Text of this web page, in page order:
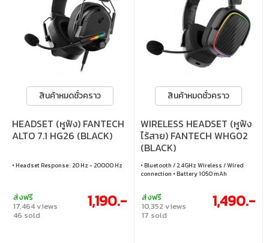
สินค้าหมดชั่วคราว
HEADSET (หูฟัง) FANTECH
ALTO 7.1 HG26 (BLACK)
• Headset Response : 20 Hz - 20000 Hz
ส่งฟรี
17,464 views
46 sold
1,190.-
สินค้าหมดชั่วคราว
WIRELESS HEADSET (หูฟัง
ไร้สาย) FANTECH WHG02
(BLACK)
• Bluetooth / 2.4GHz Wireless / Wired
connection • Battery 1050 mAh
ส่งฟรี
10,352 views
17 sold
1,490.-